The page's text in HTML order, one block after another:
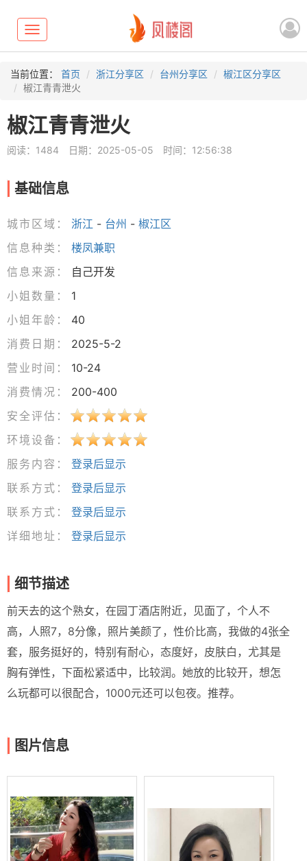
Toggle
navigation
当前位置： 首页 浙江分享区 台州分享区
椒江区分享区
椒江青青泄火
椒江青青泄火
阅读：1484 日期：2025-05-05 时间：12:56:38
基础信息
城市区域： 浙江 - 台州 - 椒江区
信息种类：
楼凤兼职
信息来源：
自己开发
小姐数量：
1
小姐年龄：
40
消费日期：
2025-5-2
营业时间：
10-24
消费情况：
200-400
安全评估：
环境设备：
服务内容：
登录后显示
联系方式：
登录后显示
联系方式：
登录后显示
详细地址：
登录后显示
细节描述
前天去的这个熟女，在园丁酒店附近，见面了，个人不
高，人照7，8分像，照片美颜了，性价比高，我做的4张全
套，服务挺好的，特别有耐心，态度好，皮肤白，尤其是
胸有弹性，下面松紧适中，比较润。她放的比较开，想怎
么玩都可以很配合，1000元还可以包夜。推荐。
图片信息